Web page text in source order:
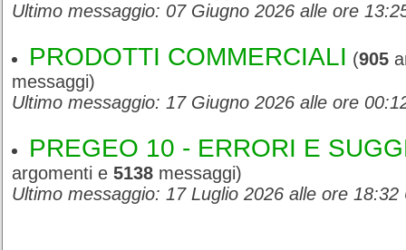
Ultimo messaggio: 07 Giugno 2026 alle ore
PRODOTTI COMMERCIALI (905
messaggi)
Ultimo messaggio: 17 Giugno 2026 alle ore
PREGEO 10 - ERRORI E
argomenti e 5138 messaggi)
Ultimo messaggio: 17 Luglio 2026 alle ore 18:32